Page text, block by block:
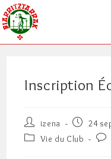
Skip
to
content
Inscription
Auteur/autrice
de
la
izena
publiée :
24
PostVie du Club